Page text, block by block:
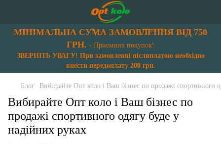
МІНІМАЛЬНА СУМА ЗАМОВЛЕННЯ ВІД 750
ГРН. - Приємних покупок!
ЗВЕРНІТЬ УВАГУ! При замовленні післяплатою необхідно
внести передоплату 200 грн.
Блог Вибирайте Опт коло і Ваш бізнес по продажі спортивного
Вибирайте Опт коло і Ваш бізнес по
продажі спортивного одягу буде у
надійних руках